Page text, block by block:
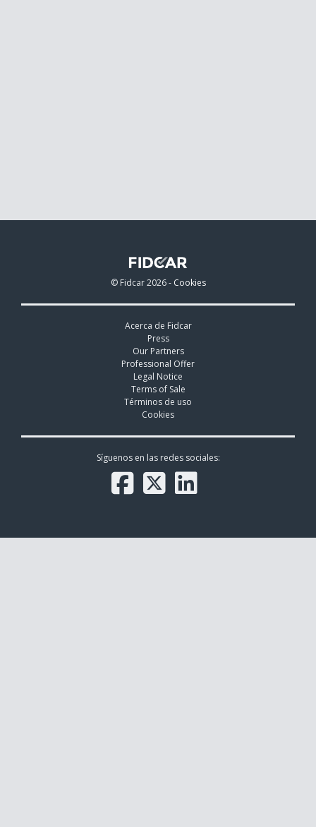
© Fidcar 2026 - Cookies
Acerca de Fidcar
Press
Our Partners
Professional Offer
Legal Notice
Terms of Sale
Términos de uso
Cookies
Síguenos en las redes sociales: